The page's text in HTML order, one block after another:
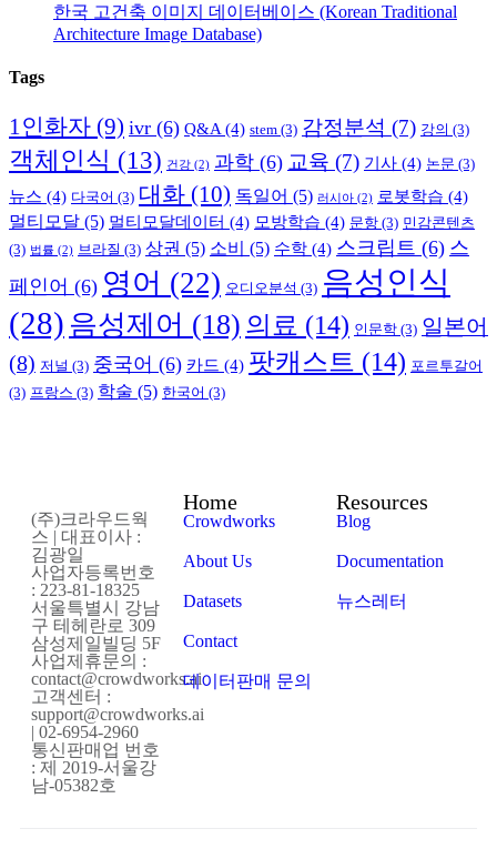
한국 고건축 이미지 데이터베이스 (Korean Traditional
Architecture Image Database)
Tags
1인화자 (9) ivr (6) Q&A(4) stem (3) 감정분석 (7) 강의 (3)
객체인식 (13) 건강 (2) 과학 (6) 교육 (7) 기사 (4) 논문 (3)
뉴스 (4) 다국어 (3) 대화 (10) 독일어 (5) 러시아 (2) 로봇학습 (4)
멀티모달 (5) 멀티모달데이터 (4) 모방학습 (4) 문항 (3) 민감콘텐츠
(3) 법률 (2) 브라질 (3) 상권 (5) 소비 (5) 수학 (4) 스크립트 (6) 스
페인어 (6) 영어 (22) 오디오분석 (3) 음성인식
(28) 음성제어 (18) 의료 (14) 인문학 (3) 일본어
(8) 저널 (3) 중국어 (6) 카드 (4) 팟캐스트 (14) 포르투갈어
(3) 프랑스 (3) 학술 (5) 한국어 (3)
(주)크라우드웍
스 | 대표이사 :
김광일
사업자등록번호
: 223-81-18325
서울특별시 강남
구 테헤란로 309
삼성제일빌딩 5F
사업제휴문의 :
contact@crowdworks.ai
고객센터 :
support@crowdworks.ai
| 02-6954-2960
통신판매업 번호
: 제 2019-서울강
남-05382호
Home
Crowdworks
About Us
Datasets
Contact
데이터판매 문의
Resources
Blog
Documentation
뉴스레터